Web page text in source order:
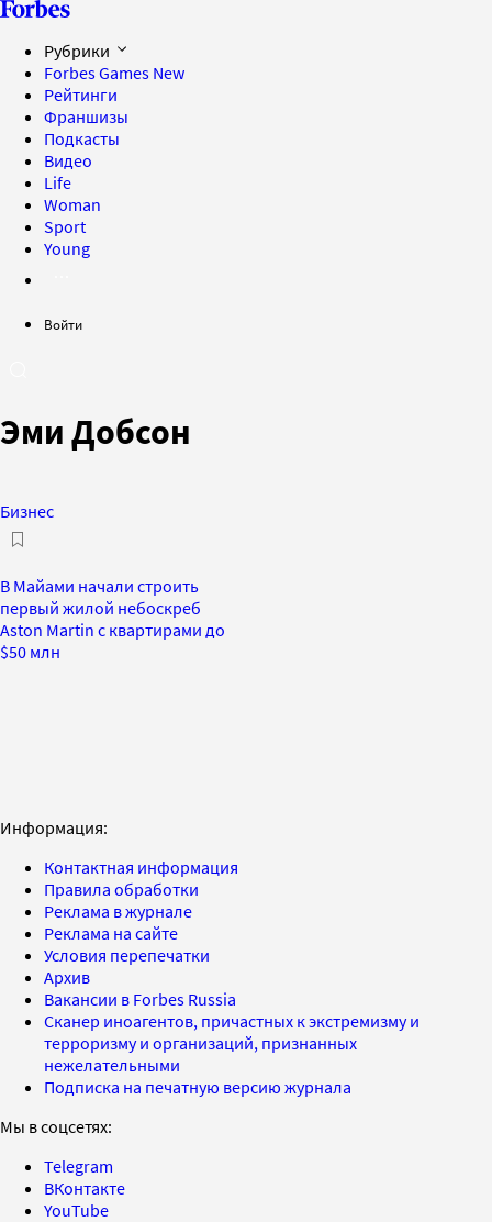
Рубрики
Forbes Games New
Рейтинги
Франшизы
Подкасты
Видео
Life
Woman
Sport
Young
Войти
Эми Добсон
Бизнес
В Майами начали строить
первый жилой небоскреб
Aston Martin с квартирами до
$50 млн
Информация:
Контактная информация
Правила обработки
Реклама в журнале
Реклама на сайте
Условия перепечатки
Архив
Вакансии в Forbes Russia
Сканер иноагентов, причастных к экстремизму и
терроризму и организаций, признанных
нежелательными
Подписка на печатную версию журнала
Мы в соцсетях:
Telegram
ВКонтакте
YouTube